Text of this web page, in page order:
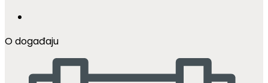
O događaju